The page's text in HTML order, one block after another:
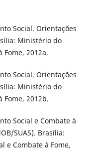
Social. Orientações
Ministério do
Fome, 2012a.
Social. Orientações
Ministério do
Fome, 2012b.
Social e Combate à
SUAS). Brasília:
e Combate à Fome,